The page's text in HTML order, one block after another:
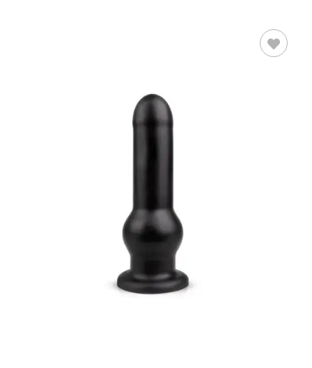
CARRITO